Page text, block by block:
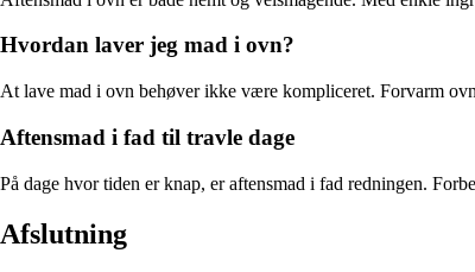
Hvordan laver jeg mad i ovn?
At lave mad i ovn behøver ikke være kompliceret. Forvarm
Aftensmad i fad til travle dage
På dage hvor tiden er knap, er aftensmad i fad redningen.
Afslutning